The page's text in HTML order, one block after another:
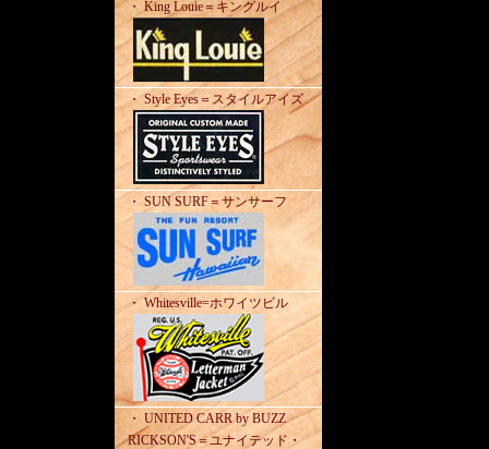
・ King Louie＝キングルイ
・ Style Eyes＝スタイルアイズ
・ SUN SURF＝サンサーフ
・ Whitesville=ホワイツビル
・ UNITED CARR by BUZZ
RICKSON'S＝ユナイテッド・